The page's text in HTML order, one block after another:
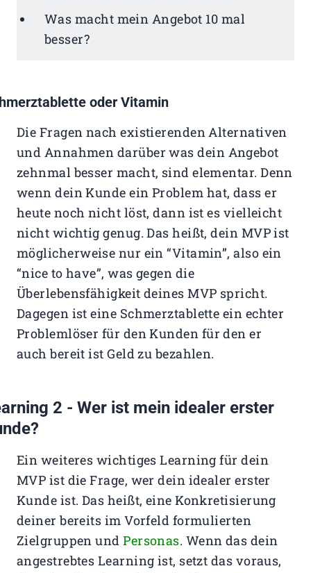
Was macht mein Angebot 10 mal
besser?
oder Vitamin
Die Fragen nach existierenden Alternativen
und Annahmen darüber was dein Angebot
zehnmal besser macht, sind elementar. Denn
wenn dein Kunde ein Problem hat, dass er
heute noch nicht löst, dann ist es vielleicht
nicht wichtig genug. Das heißt, dein MVP ist
möglicherweise nur ein “Vitamin”, also ein
“nice to have”, was gegen die
Überlebensfähigkeit deines MVP spricht.
Dagegen ist eine Schmerztablette ein echter
Problemlöser für den Kunden für den er
auch bereit ist Geld zu bezahlen.
2 - Wer ist mein idealer erster
Ein weiteres wichtiges Learning für dein
MVP ist die Frage, wer dein idealer erster
Kunde ist. Das heißt, eine Konkretisierung
deiner bereits im Vorfeld formulierten
Zielgruppen undPersonas. Wenn das dein
angestrebtes Learning ist, setzt das voraus,